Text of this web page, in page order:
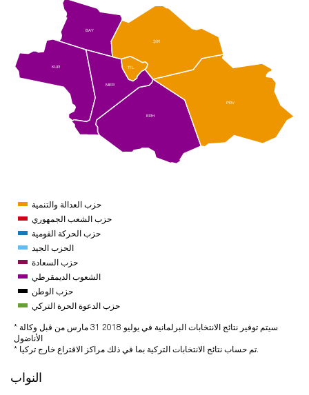
BAY
ERH
KUR
PRV
MER
ŞİR
TİL
حزب العدالة والتنمية
حزب الشعب الجمهوري
حزب الحركة القومية
الحزب الجيد
حزب السعادة
الشعوب الديمقرطي
حزب الوطن
حزب الدعوة الحرة التركي
* سيتم توفير نتائج الانتخابات البرلمانية في يوليو 2018 31 مارس من قبل وكالة
الأناضول
* تم حساب نتائج الانتخابات التركية بما في ذلك مراكز الاقتراع خارج تركيا.
النواب